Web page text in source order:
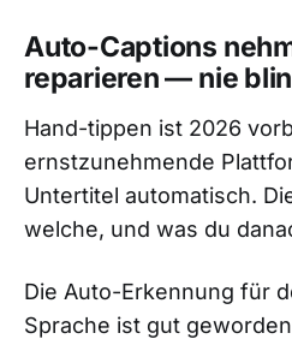
Auto-Captions
reparieren — nie
Hand-tippen ist 2026
ernstzunehmende
Untertitel automatisch.
welche, und was du
Die Auto-Erkennung für
Sprache ist gut